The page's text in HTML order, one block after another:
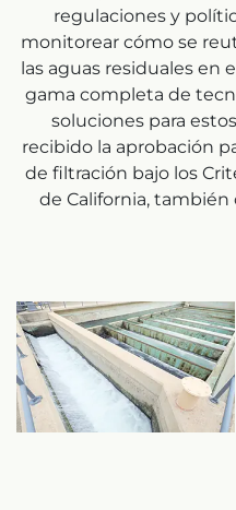
regulaciones y
monitorear cómo se
las aguas residuales en
gama completa de
soluciones para
recibido la aprobación
de filtración bajo los
de California,